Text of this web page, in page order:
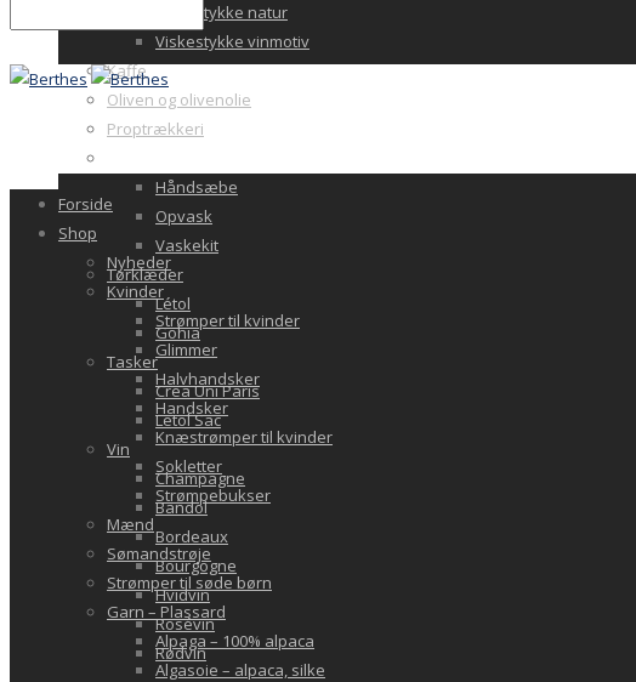
Viskestykke natur
Viskestykke vinmotiv
Kaffe
Oliven og olivenolie
Proptrækkeri
Håndsæbe
Opvask
Vaskekit
Tørklæder
Létol
Gohia
Tasker
Crea Uni Paris
Letol Sac
Vin
Champagne
Bandol
Bordeaux
Bourgogne
Hvidvin
Rosévin
Rødvin
Forside
Shop
Nyheder
Kvinder
Strømper til kvinder
Glimmer
Halvhandsker
Handsker
Knæstrømper til kvinder
Sokletter
Strømpebukser
Mænd
Sømandstrøje
Strømper til søde børn
Garn – Plassard
Alpaga – 100% alpaca
Algasoie – alpaca, silke